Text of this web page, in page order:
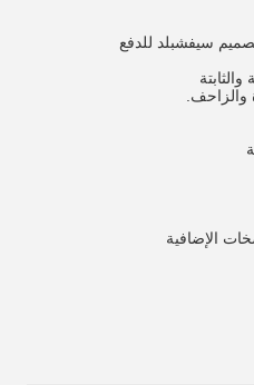
سيفشبلد للدفع
والزاحف.
الإضافية